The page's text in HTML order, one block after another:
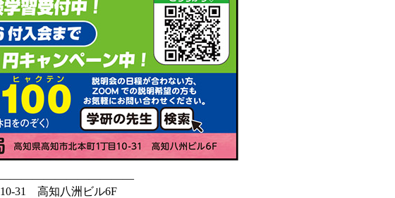
31 高知八洲ビル6F